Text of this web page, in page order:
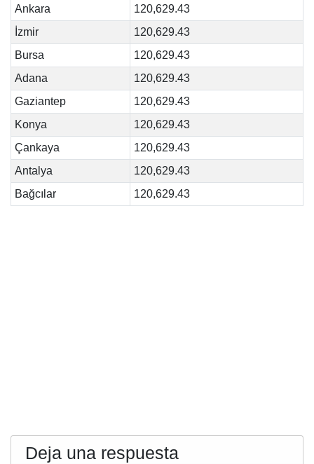
Ankara
120,629.43
İzmir
120,629.43
Bursa
120,629.43
Adana
120,629.43
Gaziantep
120,629.43
Konya
120,629.43
Çankaya
120,629.43
Antalya
120,629.43
Bağcılar
120,629.43
Deja una respuesta